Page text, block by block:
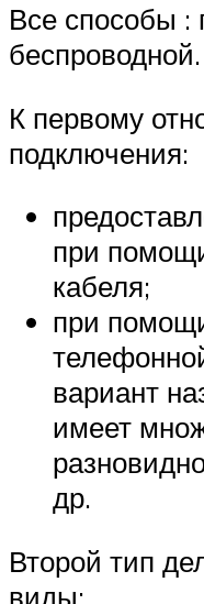
Все способы :
беспроводной.
К первому
подключения:
при
кабеля;
при
вариант
имеет
др.
Второй тип
виды: